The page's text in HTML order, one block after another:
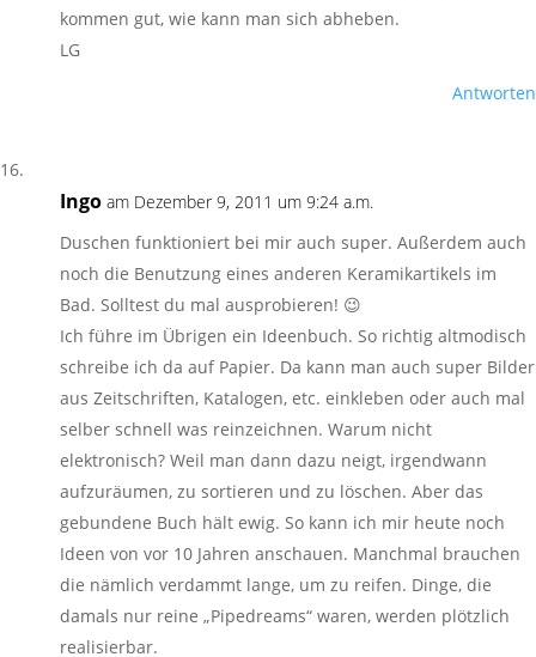
kommen gut, wie kann man sich abheben.
LG
Antworten
Ingo am Dezember 9, 2011 um 9:24 a.m.
Duschen funktioniert bei mir auch super. Außerdem auch
noch die Benutzung eines anderen Keramikartikels im
Bad. Solltest du mal ausprobieren! 😉
Ich führe im Übrigen ein Ideenbuch. So richtig altmodisch
schreibe ich da auf Papier. Da kann man auch super Bilder
aus Zeitschriften, Katalogen, etc. einkleben oder auch mal
selber schnell was reinzeichnen. Warum nicht
elektronisch? Weil man dann dazu neigt, irgendwann
aufzuräumen, zu sortieren und zu löschen. Aber das
gebundene Buch hält ewig. So kann ich mir heute noch
Ideen von vor 10 Jahren anschauen. Manchmal brauchen
die nämlich verdammt lange, um zu reifen. Dinge, die
damals nur reine „Pipedreams“ waren, werden plötzlich
realisierbar.